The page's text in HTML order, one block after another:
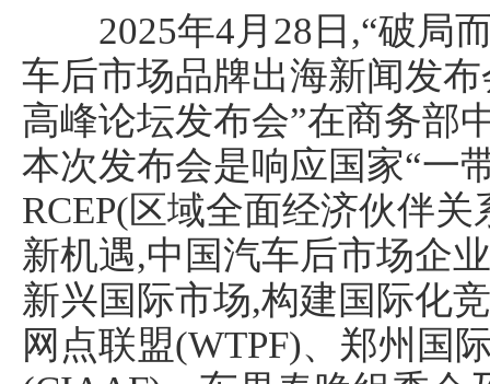
2025年4月28日,“破局
车后市场品牌出海新闻发
高峰论坛发布会”在商务部
本次发布会是响应国家“一
RCEP(区域全面经济伙伴
新机遇,中国汽车后市场企
新兴国际市场,构建国际化
网点联盟(WTPF)、郑州国